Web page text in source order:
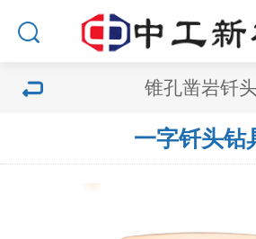
锥孔凿岩钎头
一字钎头钻